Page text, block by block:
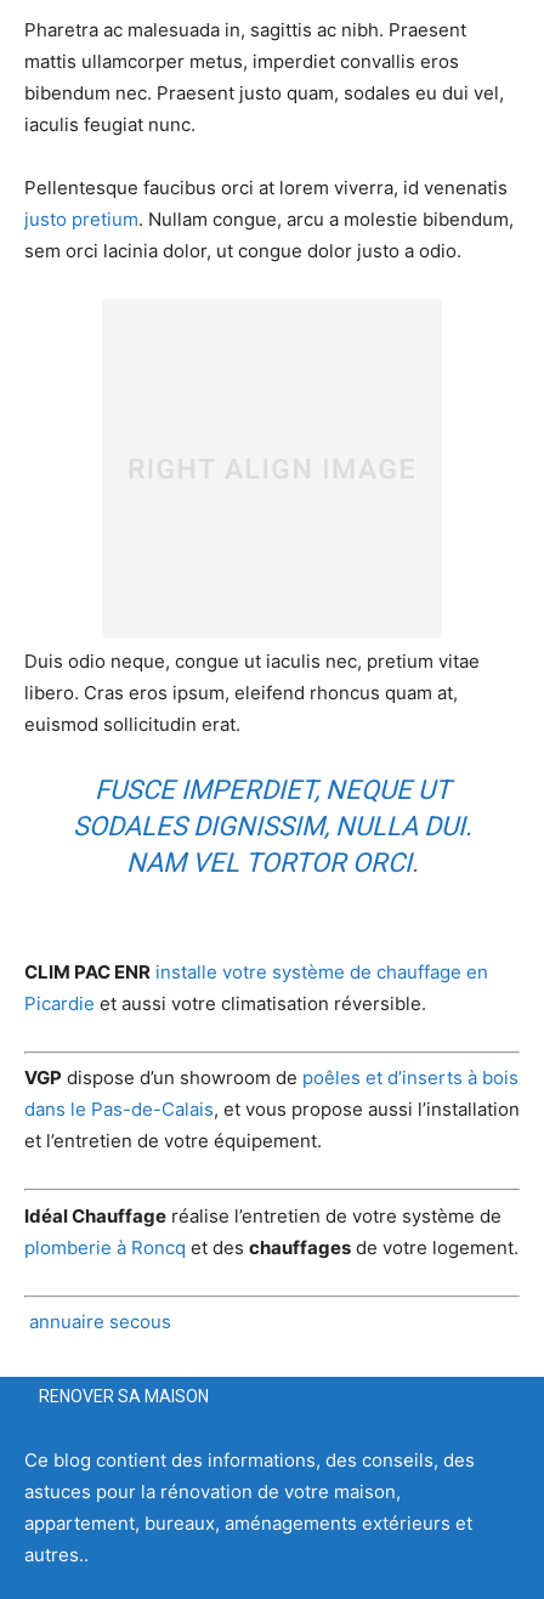
Pharetra ac malesuada in, sagittis ac nibh. Praesent
mattis ullamcorper metus, imperdiet convallis eros
bibendum nec. Praesent justo quam, sodales eu dui vel,
iaculis feugiat nunc.
Pellentesque faucibus orci at lorem viverra, id venenatis
justo pretium. Nullam congue, arcu a molestie bibendum,
sem orci lacinia dolor, ut congue dolor justo a odio.
Duis odio neque, congue ut iaculis nec, pretium vitae
libero. Cras eros ipsum, eleifend rhoncus quam at,
euismod sollicitudin erat.
FUSCE IMPERDIET, NEQUE UT
SODALES DIGNISSIM, NULLA DUI.
NAM VEL TORTOR ORCI.
CLIM PAC ENR installe votre système de chauffage en
Picardie et aussi votre climatisation réversible.
VGP dispose d’un showroom de poêles et d’inserts à bois
dans le Pas-de-Calais, et vous propose aussi l’installation
et l’entretien de votre équipement.
Idéal Chauffage réalise l’entretien de votre système de
plomberie à Roncq et des chauffages de votre logement.
annuaire secous
RENOVER SA MAISON
Ce blog contient des informations, des conseils, des
astuces pour la rénovation de votre maison,
appartement, bureaux, aménagements extérieurs et
autres..